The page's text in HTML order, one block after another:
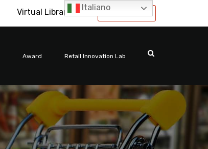
International
Virtual Library
Award Retail Innovation Lab
Italiano